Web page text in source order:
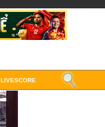
LIVESCORE